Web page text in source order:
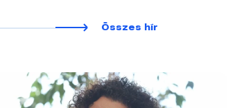
Összes hír